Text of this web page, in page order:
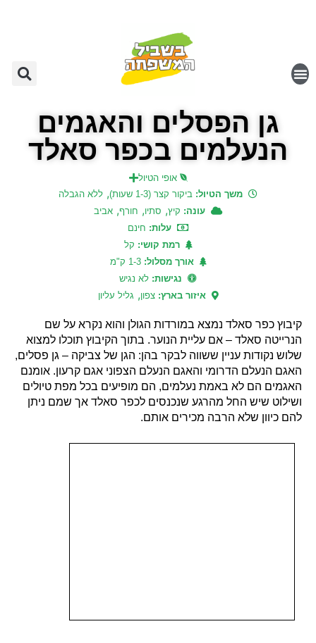
גן הפסלים והאגמים
הנעלמים בכפר סאלד
אופי הטיול
משך הטיול: ביקור קצר (1-3 שעות) , ללא הגבלה
עונה: קיץ, סתיו, חורף, אביב
עלות: חינם
רמת קושי: קל
אורך מסלול:1-3 ק"מ
נגישות: לא נגיש
איזור בארץ:צפון, גליל עליון
קיבוץ כפר סאלד נמצא במורדות הגולן והוא נקרא על שם
הנרייטה סאלד – אם עליית הנוער. בתוך הקיבוץ תוכלו למצוא
שלוש נקודות עניין ששווה לבקר בהן: הגן של צביקה – גן פסלים,
האגם הנעלם הדרומי והאגם הנעלם הצפוני אגם קרעון. אומנם
האגמים הם לא באמת נעלמים, הם מופיעים בכל מפת טיולים
ושילוט שיש החל מהרגע שנכנסים לכפר סאלד אך שמם ניתן
להם כיוון שלא הרבה מכירים אותם.